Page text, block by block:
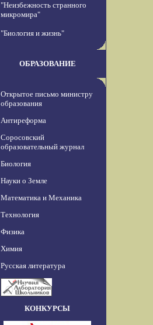
"Неизбежность странного
микромира"
"Биология и жизнь"
ОБРАЗОВАНИЕ
Открытое письмо министру
образования
Антиреформа
Соросовский
образовательный журнал
Биология
Науки о Земле
Математика и Механика
Технология
Физика
Химия
Русская литература
КОНКУРСЫ